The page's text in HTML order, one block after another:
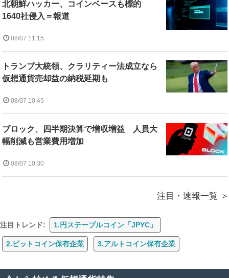
北朝鮮ハッカー、コインベースも標的
1640社侵入＝報道
08/07 11:15
トランプ大統領、クラリティー法成立なら
仮想通貨売却益の納税延期も
08/07 10:45
ブロック、四半期決算で増収増益 人員大
幅削減も営業費用増加
08/07 10:30
注目・速報一覧
注目トレンド: 1.円ステーブルコイン「JPYC」
2.ビットコイン保有企業 3.アルトコイン保有企業